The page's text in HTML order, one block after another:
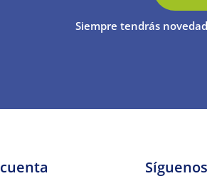
Siempre tendrás
Síguenos